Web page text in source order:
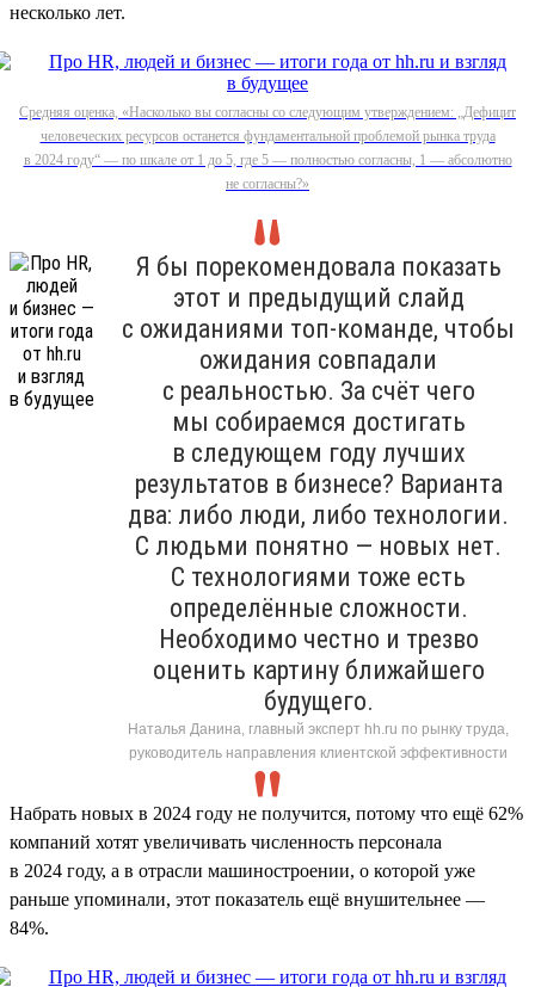
несколько лет.
Средняя оценка, «Насколько вы согласны со следующим утверждением: „Дефицит
человеческих ресурсов останется фундаментальной проблемой рынка труда
в 2024 году“ — по шкале от 1 до 5, где 5 — полностью согласны, 1 — абсолютно
не согласны?»
Я бы порекомендовала показать
этот и предыдущий слайд
с ожиданиями топ-команде, чтобы
ожидания совпадали
с реальностью. За счёт чего
мы собираемся достигать
в следующем году лучших
результатов в бизнесе? Варианта
два: либо люди, либо технологии.
С людьми понятно — новых нет.
С технологиями тоже есть
определённые сложности.
Необходимо честно и трезво
оценить картину ближайшего
будущего.
Наталья Данина, главный эксперт hh.ru по рынку труда,
руководитель направления клиентской эффективности
Набрать новых в 2024 году не получится, потому что ещё 62%
компаний хотят увеличивать численность персонала
в 2024 году, а в отрасли машиностроении, о которой уже
раньше упоминали, этот показатель ещё внушительнее —
84%.